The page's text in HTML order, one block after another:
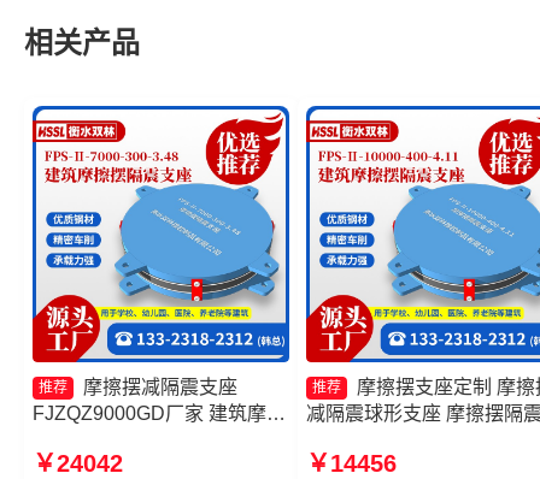
相关产品
推荐
摩擦摆减隔震支座
FJZQZ9000GD厂家 建筑摩擦
隔震型支座源头工厂 建筑摩擦
￥24042
推荐
摩擦摆支座定制 摩擦
减隔震球形支座 摩擦摆隔
摩擦摆减隔震球型支座厂家
￥14456